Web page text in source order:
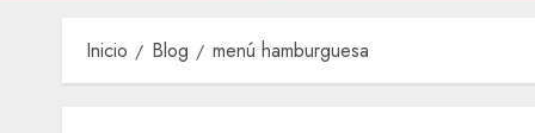
Inicio Blog menú hamburguesa